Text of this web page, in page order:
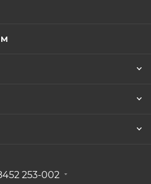
253-002